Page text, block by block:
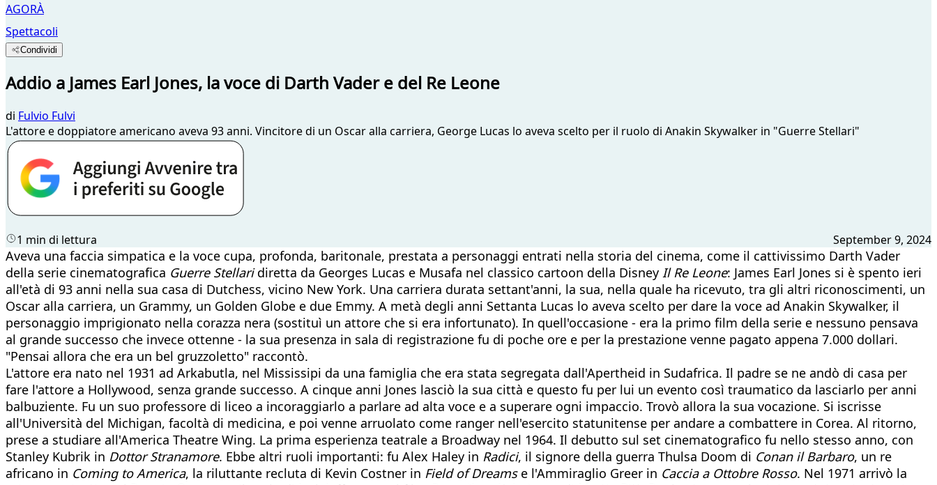
AGORÀ
Spettacoli
Condividi
Addio a James Earl Jones, la voce di Darth Vader e del Re Leone
di Fulvio Fulvi
L'attore e doppiatore americano aveva 93 anni. Vincitore di un Oscar alla carriera, George Lucas lo aveva scelto per il ruolo di Anakin Skywalker in "Guerre Stellari"
1 min di lettura September 9, 2024
Aveva una faccia simpatica e la voce cupa, profonda, baritonale, prestata a personaggi entrati nella storia del cinema, come il cattivissimo Darth Vader
della serie cinematografica Guerre Stellaridiretta da Georges Lucas e Musafa nel classico cartoon della Disney Il Re Leone: James Earl Jones si è spento ieri
all'età di 93 anni nella sua casa di Dutchess, vicino New York. Una carriera durata settant'anni, la sua, nella quale ha ricevuto, tra gli altri riconoscimenti, un
Oscar alla carriera, un Grammy, un Golden Globe e due Emmy. A metà degli anni Settanta Lucas lo aveva scelto per dare la voce ad Anakin Skywalker, il
personaggio imprigionato nella corazza nera (sostituì un attore che si era infortunato). In quell'occasione - era la primo film della serie e nessuno pensava
al grande successo che invece ottenne - la sua presenza in sala di registrazione fu di poche ore e per la prestazione venne pagato appena 7.000 dollari.
"Pensai allora che era un bel gruzzoletto" raccontò.
L'attore era nato nel 1931 ad Arkabutla, nel Mississipi da una famiglia che era stata segregata dall'Apertheid in Sudafrica. Il padre se ne andò di casa per
fare l'attore a Hollywood, senza grande successo. A cinque anni Jones lasciò la sua città e questo fu per lui un evento così traumatico da lasciarlo per anni
balbuziente. Fu un suo professore di liceo a incoraggiarlo a parlare ad alta voce e a superare ogni impaccio. Trovò allora la sua vocazione. Si iscrisse
all'Università del Michigan, facoltà di medicina, e poi venne arruolato come ranger nell'esercito statunitense per andare a combattere in Corea. Al ritorno,
prese a studiare all'America Theatre Wing. La prima esperienza teatrale a Broadway nel 1964. Il debutto sul set cinematografico fu nello stesso anno, con
Stanley Kubrik in Dottor Stranamore. Ebbe altri ruoli importanti: fu Alex Haley in Radici, il signore della guerra Thulsa Doom di Conan il Barbaro, un re
africano in Coming to America, la riluttante recluta di Kevin Costner in Field of Dreamse l'Ammiraglio Greer in Caccia a Ottobre Rosso. Nel 1971 arrivò la